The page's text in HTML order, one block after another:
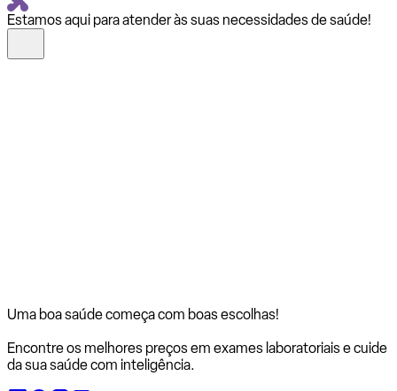
Estamos aqui para atender às suas necessidades de saúde!
Uma boa saúde começa com boas escolhas!
Encontre os melhores preços em exames laboratoriais e cuide
da sua saúde com inteligência.